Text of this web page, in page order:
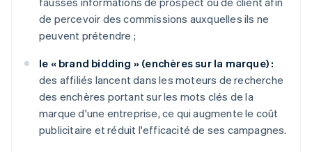
de percevoir des commissions auxquelles ils ne
peuvent prétendre ;
le « brand bidding » (enchères sur la marque) :
des affiliés lancent dans les moteurs de recherche
des enchères portant sur les mots clés de la
marque d'une entreprise, ce qui augmente le coût
publicitaire et réduit l'efficacité de ses campagnes.